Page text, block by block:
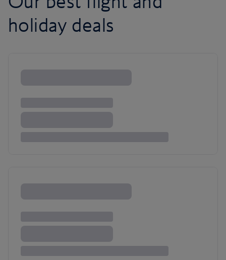
holiday deals